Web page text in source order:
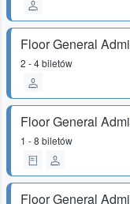
Floor General
2 - 4 biletów
Floor General
1 - 8 biletów
Floor General